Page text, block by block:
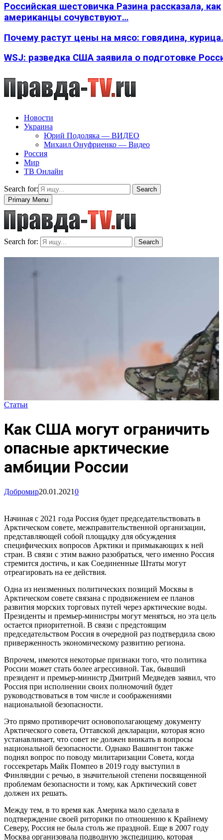
Российская шестовичка Разина рассказала, как
американцы сочувствуют…
Почему растут цены на мясо: говядина,
WSJ: разведка США заявила о подготовке
Новости
Украина
Юрий Подоляка — ВИДЕО
Михаил Онуфриенко — Видео
Россия
Мир
ТВ Онлайн
Search for:
Search
Primary Menu
Search for: Search
Статьи
Как США могут ограничить
опасные арктические
амбиции России
Добромир20.01.20210
Начиная с 2021 года Россия будет председательствовать в
Арктическом совете, межправительственной организации,
представляющей собой площадку для обсуждения
специфических вопросов Арктики и примыкающих к ней
стран. В связи с этим важно разобраться, чего именно Россия
стремится достичь, и как Соединенные Штаты могут
отреагировать на ее действия.
Одна из неизменных политических позиций Москвы в
Арктическом совете связана с продвижением ее планов
развития морских торговых путей через арктические воды.
Президенты и премьер-министры могут меняться, но эта цель
остается приоритетной. В связи с предстоящим
председательством Россия в очередной раз подтвердила свою
приверженность экономическому развитию региона.
Впрочем, имеются некоторые признаки того, что политика
России может стать более агрессивной. Так, бывший
президент и премьер-министр Дмитрий Медведев заявил, что
Россия при исполнении своих полномочий будет
руководствоваться в том числе и соображениями
национальной безопасности.
Это прямо противоречит основополагающему документу
Арктического совета, Оттавской декларации, которая ясно
устанавливает, что совет не должен вникать в вопросы
национальной безопасности. Однако Вашингтон также
поднял вопрос по поводу милитаризации Совета, когда
госсекретарь Майк Помпео в 2019 году выступил в
Финляндии с речью, в значительной степени посвященной
проблемам безопасности и тому, как Арктический совет
должен их решать.
Между тем, в то время как Америка мало сделала в
подтверждение своей риторики по отношению к Крайнему
Северу, Россия не была столь же праздной. Еще в 2007 году
Москва организовала подводную экспедицию, которая